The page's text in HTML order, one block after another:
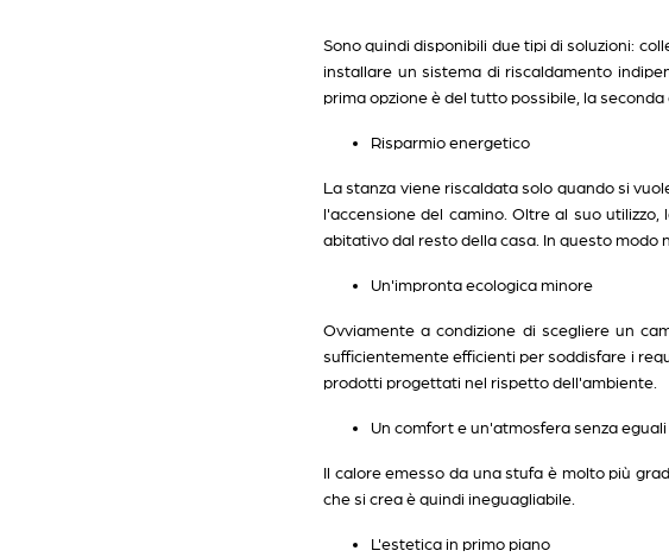
Sono quindi disponibili due tipi di soluzioni:
installare un sistema di riscaldamento
prima opzione è del tutto possibile, la
Risparmio energetico
La stanza viene riscaldata solo quando si
l'accensione del camino. Oltre al suo
abitativo dal resto della casa. In questo
Un'impronta ecologica minore
Ovviamente a condizione di scegliere un
sufficientemente efficienti per soddisfare i
prodotti progettati nel rispetto dell'ambiente.
Un comfort e un'atmosfera senza eguali
Il calore emesso da una stufa è molto più
che si crea è quindi ineguagliabile.
L'estetica in primo piano